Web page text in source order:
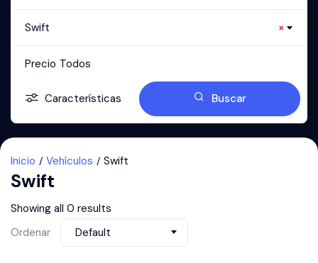
×
Swift
Precio Todos
Características Buscar
Inicio Vehículos Swift
Swift
Showing all 0 results
Ordenar
Default